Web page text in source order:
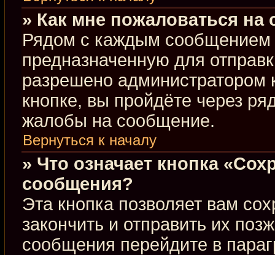
» Как мне пожаловаться
Рядом с каждым сообщением
предназначенную для
разрешено
кнопке, вы пройдёте через
жалобы на сообщение.
Вернуться к началу
» Что означает кнопка
сообщения?
Эта кнопка позволяет вам
закончить и отправить их
сообщения перейдите в